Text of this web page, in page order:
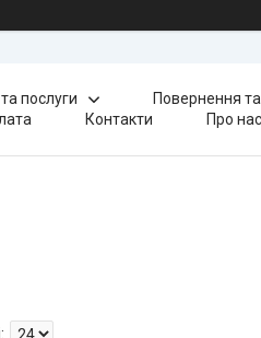
послуги
Повернення
Контакти Про нас